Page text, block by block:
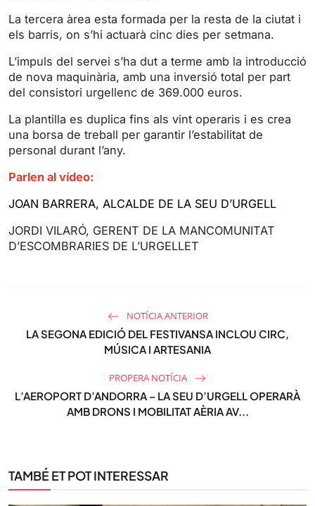
l
r
La tercera àrea esta formada per la resta de la ciutat i
els barris, on s’hi actuarà cinc dies per setmana.
L’impuls del servei s’ha dut a terme amb la introducció
de nova maquinària, amb una inversió total per part
del consistori urgellenc de 369.000 euros.
La plantilla es duplica fins als vint operaris i es crea
una borsa de treball per garantir l’estabilitat de
personal durant l’any.
Parlen al vídeo:
JOAN BARRERA, ALCALDE DE LA SEU D’URGELL
JORDI VILARÓ, GERENT DE LA MANCOMUNITAT
D’ESCOMBRARIES DE L’URGELLET
NOTÍCIA ANTERIOR
LA SEGONA EDICIÓ DEL FESTIVANSA INCLOU CIRC,
MÚSICA I ARTESANIA
PROPERA NOTÍCIA
L’AEROPORT D’ANDORRA – LA SEU D’URGELL OPERARÀ
AMB DRONS I MOBILITAT AÈRIA AV...
TAMBÉ ET POT INTERESSAR